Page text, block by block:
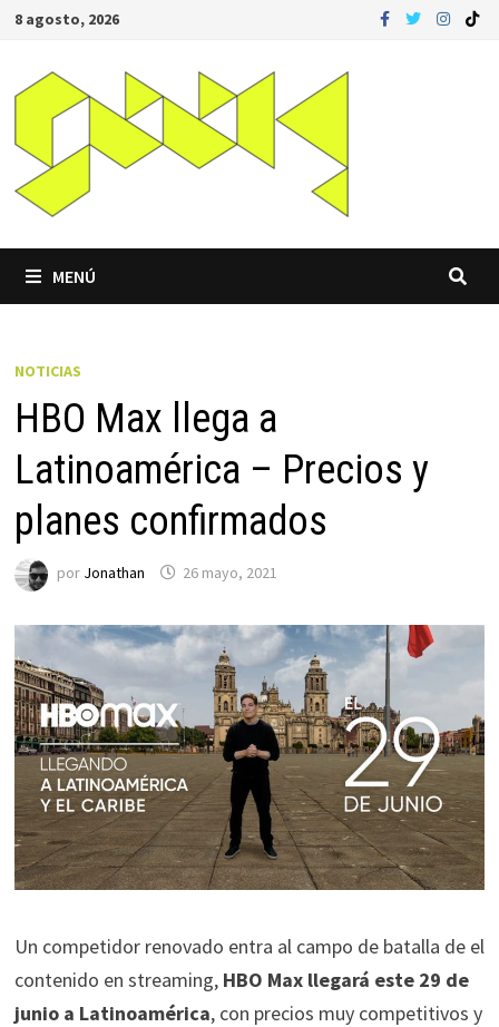
Saltar
contenido
8 agosto, 2026
MENÚ
NOTICIAS
HBO Max llega a
Latinoamérica – Precios y
planes confirmados
por Jonathan 26 mayo, 2021
Un competidor renovado entra al campo de batalla de el
contenido en streaming,HBO Max llegará este 29 de
junio a Latinoamérica, con precios muy competitivos y